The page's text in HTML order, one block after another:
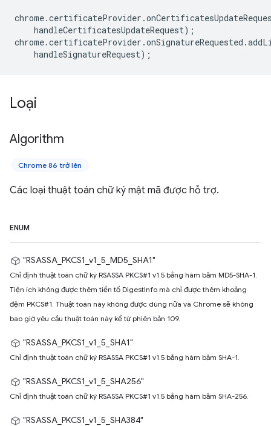
chrome.certificateProvider .
handleCertificatesUpdateRequest);
chrome.certificateProvider .onSignatureRequested .
handleSignatureRequest);
Loại
Algorithm
Chrome 86 trở lên
Các loại thuật toán chữ ký mật mã được hỗ trợ.
ENUM
"RSASSA_PKCS1_v1_5_MD5_SHA1"
Chỉ định thuật toán chữ ký RSASSA PKCS#1 v1.5 bằng hàm băm MD5-SHA-1.
Tiện ích không được thêm tiền tố DigestInfo mà chỉ được thêm khoảng
đệm PKCS#1. Thuật toán này không được dùng nữa và Chrome sẽ không
bao giờ yêu cầu thuật toán này kể từ phiên bản 109.
"RSASSA_PKCS1_v1_5_SHA1"
Chỉ định thuật toán chữ ký RSASSA PKCS#1 v1.5 bằng hàm băm SHA-1.
"RSASSA_PKCS1_v1_5_SHA256"
Chỉ định thuật toán chữ ký RSASSA PKCS#1 v1.5 bằng hàm băm SHA-256.
"RSASSA_PKCS1_v1_5_SHA384"